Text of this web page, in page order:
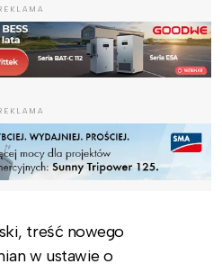
treść nowego
w ustawie o